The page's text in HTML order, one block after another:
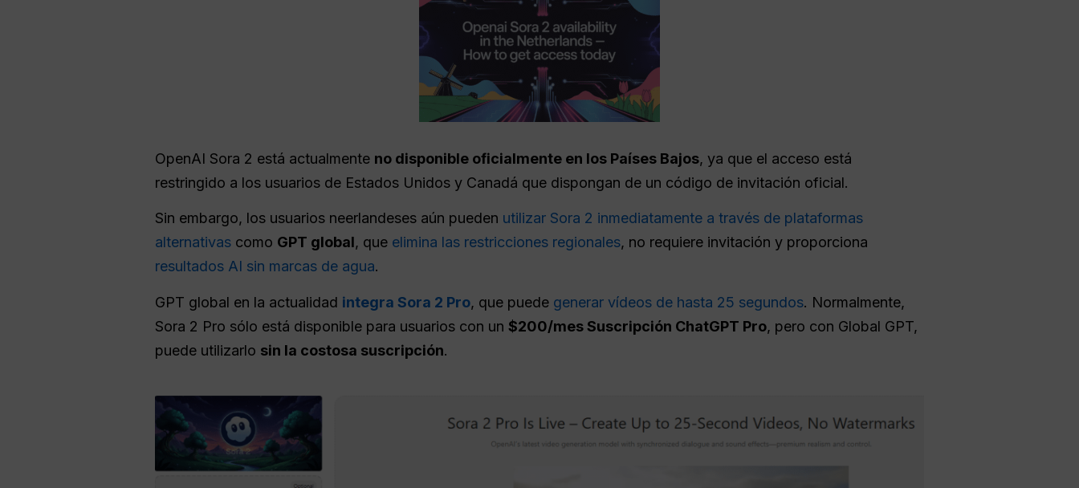
OpenAI Sora 2 está actualmente no disponible oficialmente en los Países Bajos, ya que el acceso está
restringido a los usuarios de Estados Unidos y Canadá que dispongan de un código de invitación oficial.
Sin embargo, los usuarios neerlandeses aún pueden utilizar Sora 2 inmediatamente a través de plataformas
alternativas como GPT global, que elimina las restricciones regionales, no requiere invitación y proporciona
resultados AI sin marcas de agua.
GPT global en la actualidad integra Sora 2 Pro, que puede generar vídeos de hasta 25 segundos. Normalmente,
Sora 2 Pro sólo está disponible para usuarios con un $200/mes Suscripción ChatGPT Pro, pero con Global GPT,
puede utilizarlo sin la costosa suscripción.